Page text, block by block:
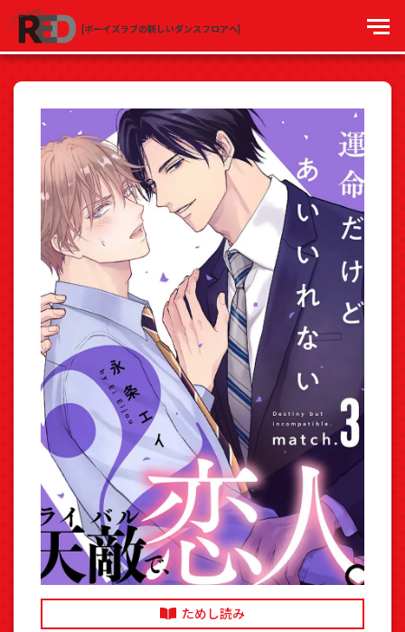
[ボーイズラブの新しいダンスフロアへ]
ためし読み